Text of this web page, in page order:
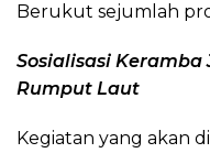
Berukut sejumlah
Sosialisasi
Rumput Laut
Kegiatan yang akan